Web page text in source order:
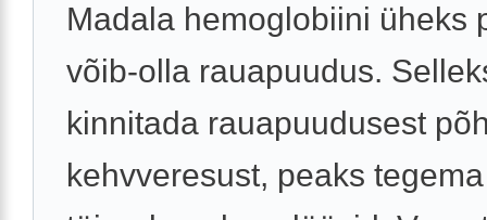
Madala hemoglobiini üheks
võib-olla rauapuudus.
kinnitada rauapuudusest
kehvveresust, peaks